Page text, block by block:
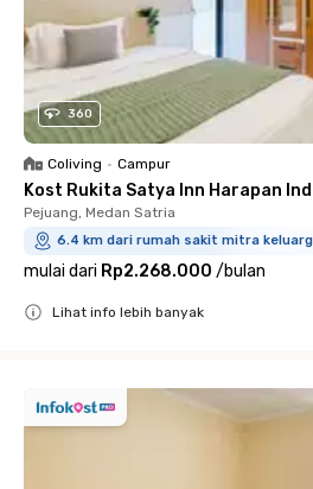
360
Coliving • Campur
Kost Rukita Satya Inn Harapan
Pejuang, Medan Satria
6.4 km dari rumah sakit mitra
mulai dari Rp2.268.000 /bulan
Lihat info lebih banyak